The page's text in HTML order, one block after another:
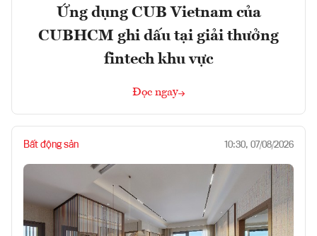
Ứng dụng CUB Vietnam của
CUBHCM ghi dấu tại giải thưởng
fintech khu vực
Đọc ngay
Bất động sản 10:30, 07/08/2026